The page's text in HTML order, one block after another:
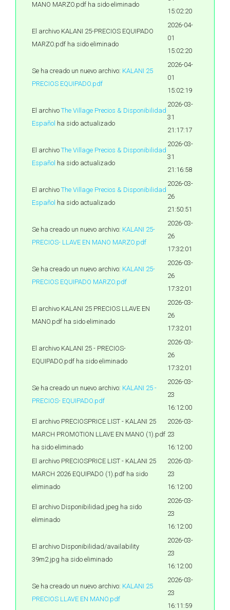
MANO MARZO.pdf ha sido eliminado
15:02:20
El archivo KALANI 25-PRECIOS EQUIPADO
MARZO.pdf ha sido eliminado
2026-04-
01
15:02:20
Se ha creado un nuevo archivo: KALANI 25
PRECIOS EQUIPADO.pdf
2026-04-
01
15:02:19
El archivo The Village Precios & Disponibilidad
Español ha sido actualizado
2026-03-
31
21:17:17
El archivo The Village Precios & Disponibilidad
Español ha sido actualizado
2026-03-
31
21:16:58
El archivo The Village Precios & Disponibilidad
Español ha sido actualizado
2026-03-
26
21:50:51
Se ha creado un nuevo archivo: KALANI 25-
PRECIOS- LLAVE EN MANO MARZO.pdf
2026-03-
26
17:32:01
Se ha creado un nuevo archivo: KALANI 25-
PRECIOS EQUIPADO MARZO.pdf
2026-03-
26
17:32:01
El archivo KALANI 25 PRECIOS LLAVE EN
MANO.pdf ha sido eliminado
2026-03-
26
17:32:01
El archivo KALANI 25 - PRECIOS-
EQUIPADO.pdf ha sido eliminado
2026-03-
26
17:32:01
Se ha creado un nuevo archivo: KALANI 25 -
PRECIOS- EQUIPADO.pdf
2026-03-
23
16:12:00
El archivo PRECIOSPRICE LIST - KALANI 25
MARCH PROMOTION LLAVE EN MANO (1).pdf
ha sido eliminado
2026-03-
23
16:12:00
El archivo PRECIOSPRICE LIST - KALANI 25
MARCH 2026 EQUIPADO (1).pdf ha sido
eliminado
2026-03-
23
16:12:00
El archivo Disponibilidad.jpeg ha sido
eliminado
2026-03-
23
16:12:00
El archivo Disponibilidad/availability
39m2.jpg ha sido eliminado
2026-03-
23
16:12:00
Se ha creado un nuevo archivo: KALANI 25
PRECIOS LLAVE EN MANO.pdf
2026-03-
23
16:11:59